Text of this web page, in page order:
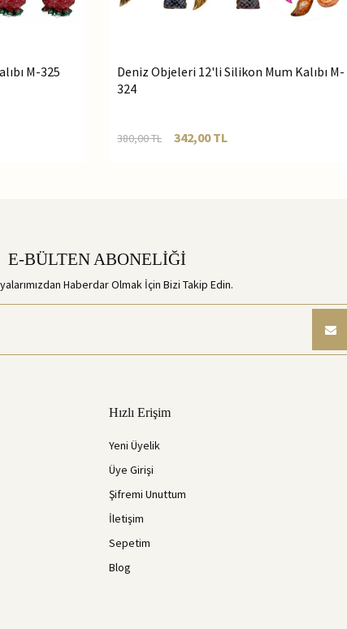
M-325
Deniz Objeleri 12'li Silikon Mum Kalıbı M-
324
380,00TL 342,00TL
E-BÜLTEN ABONELİĞİ
Haberdar Olmak İçin Bizi Takip Edin.
Hızlı Erişim
Yeni Üyelik
Üye Girişi
Şifremi Unuttum
İletişim
Sepetim
Blog